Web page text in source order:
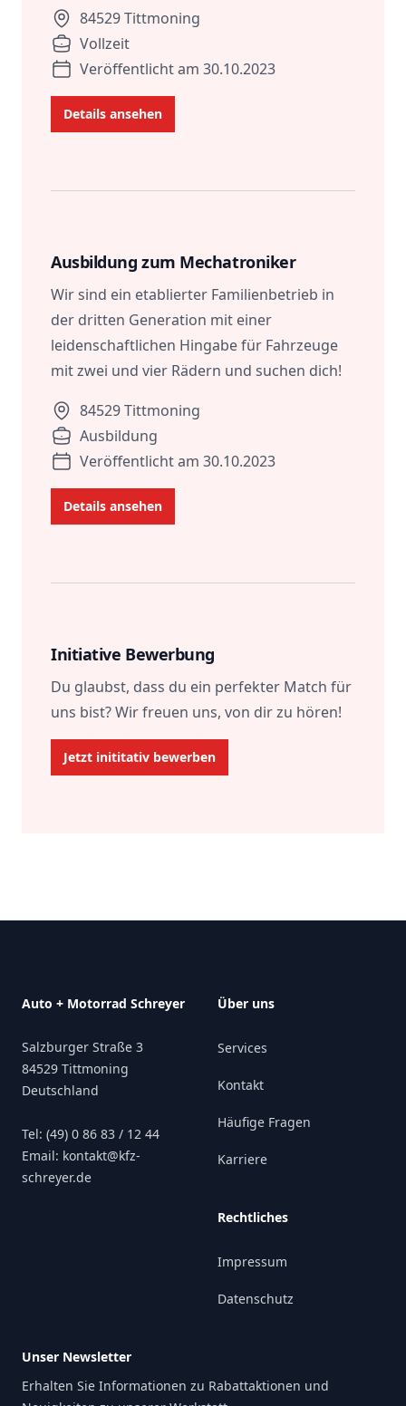
84529 Tittmoning
Vollzeit
Veröffentlicht am 30.10.2023
Details ansehen
Role
Ausbildung zum Mechatroniker
Description
Wir sind ein etablierter Familienbetrieb in
der dritten Generation mit einer
leidenschaftlichen Hingabe für Fahrzeuge
mit zwei und vier Rädern und suchen dich!
Location
84529 Tittmoning
Ausbildung
Veröffentlicht am 30.10.2023
Details ansehen
Role
Initiative Bewerbung
Description
Du glaubst, dass du ein perfekter Match für
uns bist? Wir freuen uns, von dir zu hören!
Salary
Jetzt inititativ bewerben
Auto + Motorrad Schreyer
Salzburger Straße 3
84529 Tittmoning
Deutschland
Tel: (49) 0 86 83 / 12 44
Email: kontakt@kfz-
schreyer.de
Über uns
Services
Kontakt
Häufige Fragen
Karriere
Rechtliches
Impressum
Datenschutz
Unser Newsletter
Erhalten Sie Informationen zu Rabattaktionen und